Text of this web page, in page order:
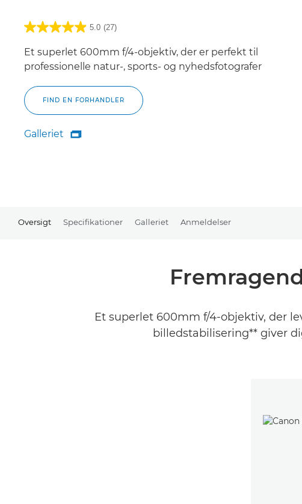
5.0 (27)
Et superlet 600mm f/4-objektiv, der er perfekt til
professionelle natur-, sports- og nyhedsfotografer
FIND EN FORHANDLER
Galleriet
Galleriet

Oversigt Specifikationer Galleriet Anmeldelser
Et superlet 600mm f/4-objektiv, der
billedstabilisering** giver